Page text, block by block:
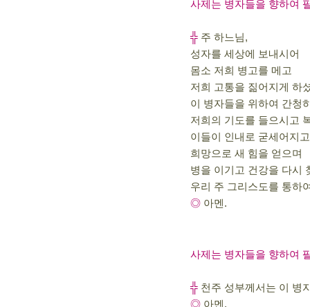
사제는 병자들을 향하여
╬ 주 하느님,
성자를 세상에 보내시어
몸소 저희 병고를 메고
저희 고통을 짊어지게 하
이 병자들을 위하여 간청
저희의 기도를 들으시고
이들이 인내로 굳세어지고
희망으로 새 힘을 얻으며
병을 이기고 건강을 다시
우리 주 그리스도를 통하
◎ 아멘.
사제는 병자들을 향하여
╬ 천주 성부께서는 이 병
◎ 아멘.